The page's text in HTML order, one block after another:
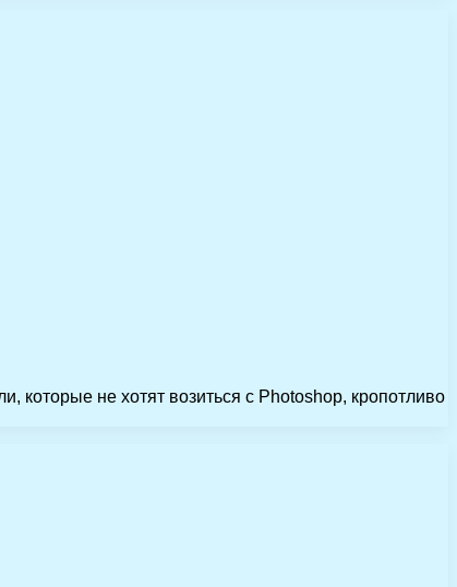
которые не хотят возиться с Photoshop, кропотливо